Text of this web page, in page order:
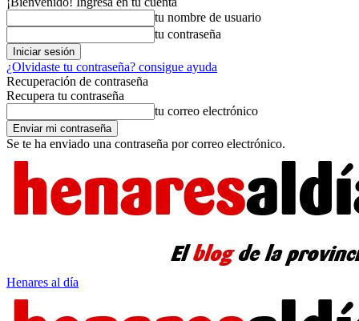
tu nombre de usuario
tu contraseña
¿Olvidaste tu contraseña? consigue ayuda
Recuperación de contraseña
Recupera tu contraseña
tu correo electrónico
Se te ha enviado una contraseña por correo electrónico.
Henares al día